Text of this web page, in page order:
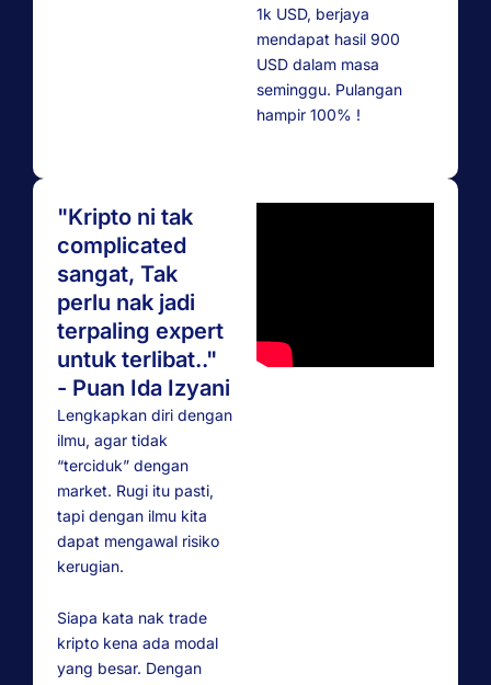
1k USD, berjaya
mendapat hasil 900
USD dalam masa
seminggu. Pulangan
hampir 100% !
"Kripto ni tak
complicated
sangat, Tak
perlu nak jadi
terpaling expert
untuk terlibat.."
- Puan Ida Izyani
Lengkapkan diri dengan
ilmu, agar tidak
“terciduk” dengan
market. Rugi itu pasti,
tapi dengan ilmu kita
dapat mengawal risiko
kerugian.
Siapa kata nak trade
kripto kena ada modal
yang besar. Dengan